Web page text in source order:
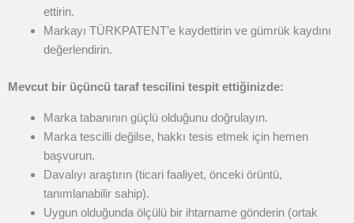
ettirin.
Markayı TÜRKPATENT’e kaydettirin ve gümrük kaydını
değerlendirin.
Mevcut bir üçüncü taraf tescilini tespit ettiğinizde:
Marka tabanının güçlü olduğunu doğrulayın.
Marka tescilli değilse, hakkı tesis etmek için hemen
başvurun.
Davalıyı araştırın (ticari faaliyet, önceki örüntü,
tanımlanabilir sahip).
Uygun olduğunda ölçülü bir ihtarname gönderin (ortak